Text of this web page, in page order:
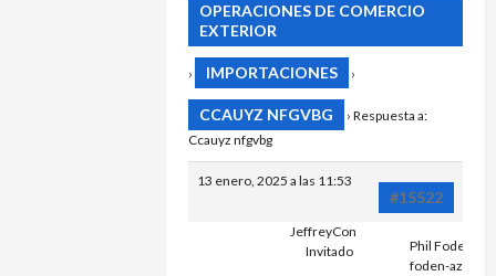
OPERACIONES DE COMERCIO
EXTERIOR
› IMPORTACIONES ›
CCAUYZ NFGVBG › Respuesta a:
Ccauyz nfgvbg
13 enero, 2025 a las 11:53
#15522
JeffreyCon
Invitado
Phil Foden
foden-az.com